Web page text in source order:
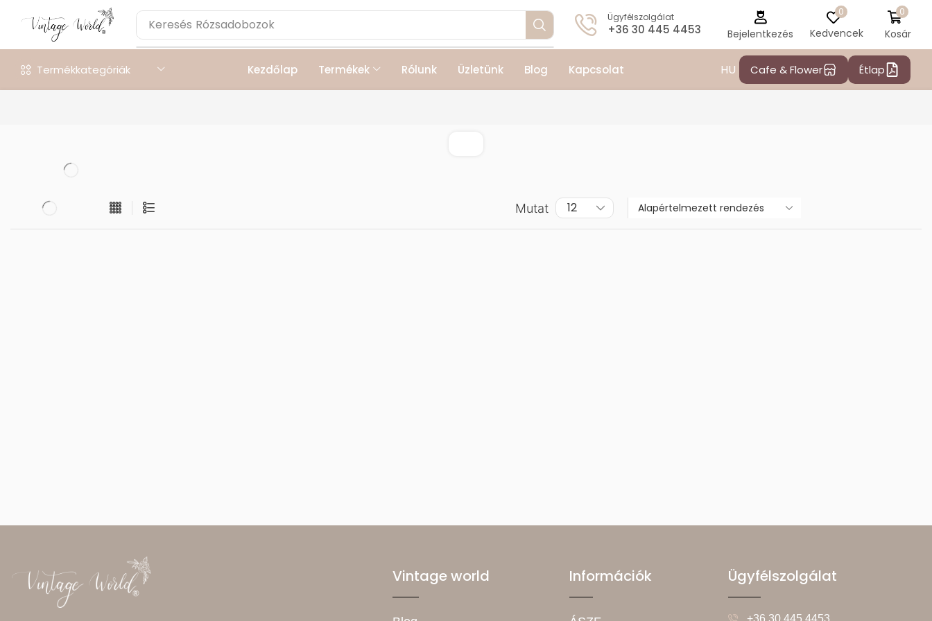
Keresés Rózsadobozok Ügyfélszolgálat
+36 30 445 4453 Bejelentkezés
0
Kedvencek
0
Kosár
Termékkategóriák Kezdőlap Termékek Rólunk Üzletünk Blog Kapcsolat HU Cafe & Flower Étlap
Mutat
Vintage world Információk Ügyfélszolgálat
+36 30 445 4453